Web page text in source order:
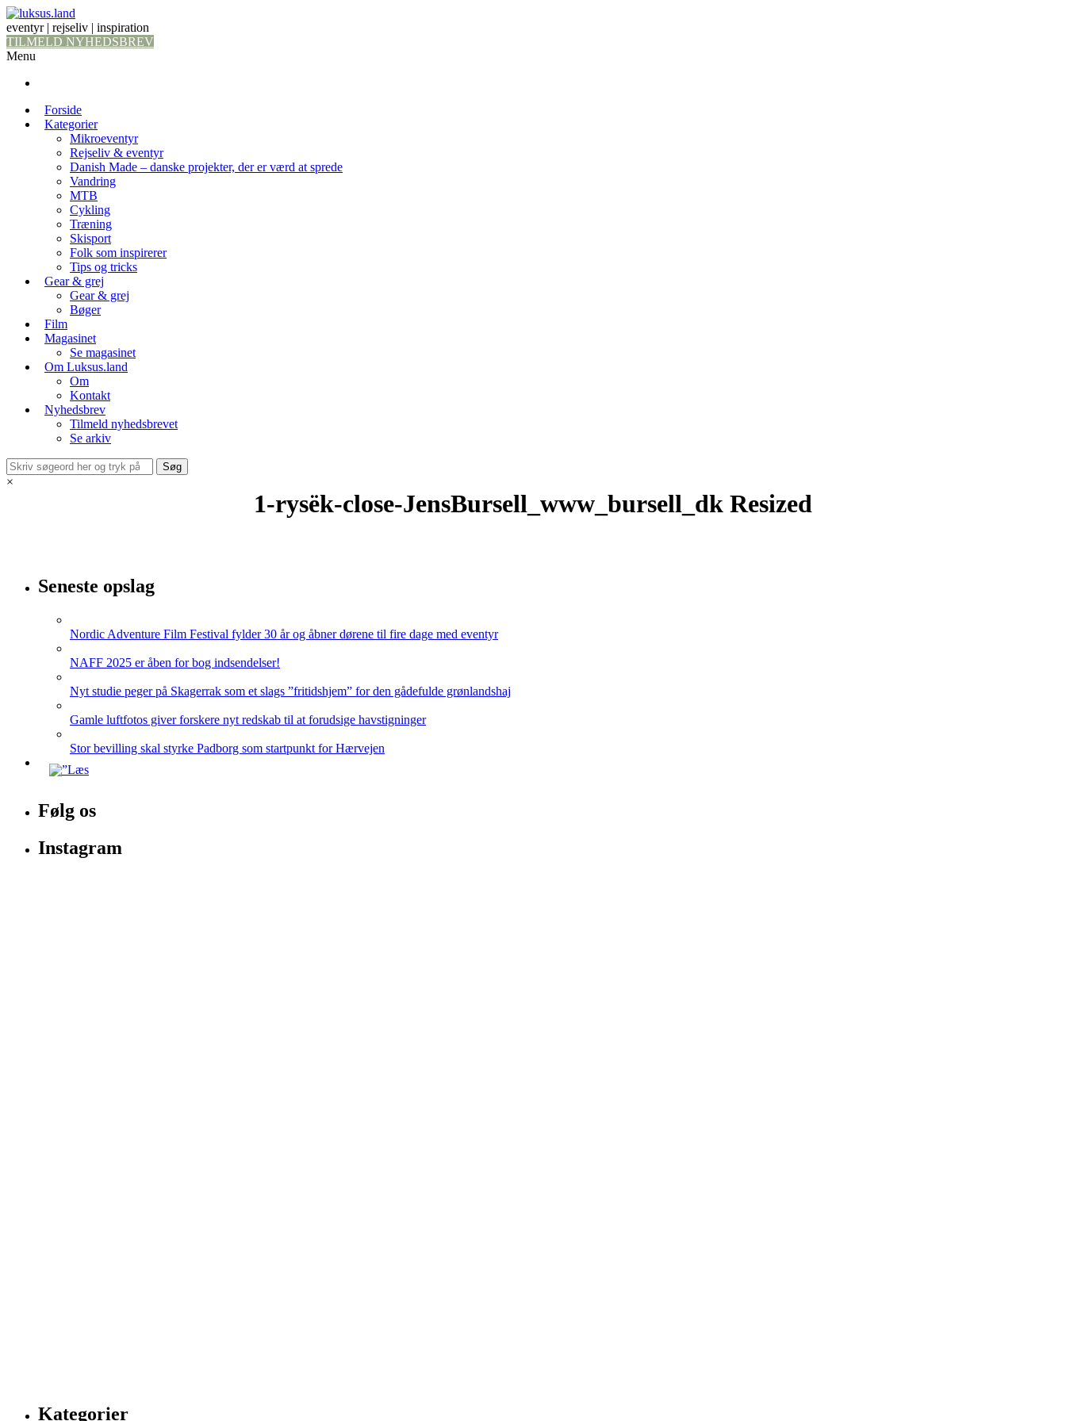
eventyr | rejseliv | inspiration
TILMELD NYHEDSBREV
Menu
Forside
Kategorier
Mikroeventyr
Rejseliv & eventyr
Danish Made – danske projekter, der er værd at sprede
Vandring
MTB
Cykling
Træning
Skisport
Folk som inspirerer
Tips og tricks
Gear & grej
Gear & grej
Bøger
Film
Magasinet
Se magasinet
Om Luksus.land
Om
Kontakt
Nyhedsbrev
Tilmeld nyhedsbrevet
Se arkiv
×
1-rysëk-close-JensBursell_www_bursell_dk Resized
Seneste opslag
Nordic Adventure Film Festival fylder 30 år og åbner dørene til fire dage med eventyr
NAFF 2025 er åben for bog indsendelser!
Nyt studie peger på Skagerrak som et slags ”fritidshjem” for den gådefulde grønlandshaj
Gamle luftfotos giver forskere nyt redskab til at forudsige havstigninger
Stor bevilling skal styrke Padborg som startpunkt for Hærvejen
Følg os
Instagram
Kategorier